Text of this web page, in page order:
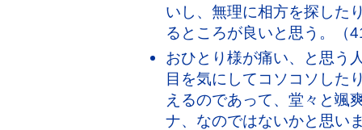
いし、無理に相方を探した
るところが良いと思う。（
おひとり様が痛い、と思う
目を気にしてコソコソした
えるのであって、堂々と颯
ナ、なのではないかと思い